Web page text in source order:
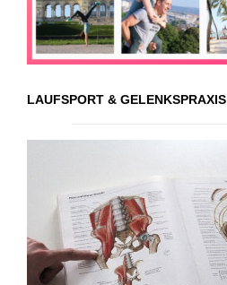
LAUFSPORT & GELENKSPRAXIS